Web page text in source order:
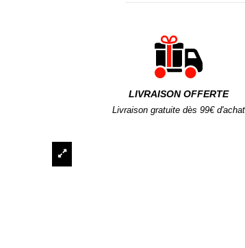
LIVRAISON OFFERTE
Livraison gratuite dès 99€ d'achat